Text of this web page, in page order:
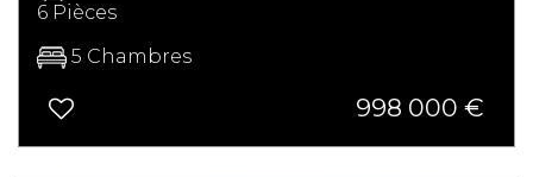
6 Pièces
5 Chambres
998 000 €